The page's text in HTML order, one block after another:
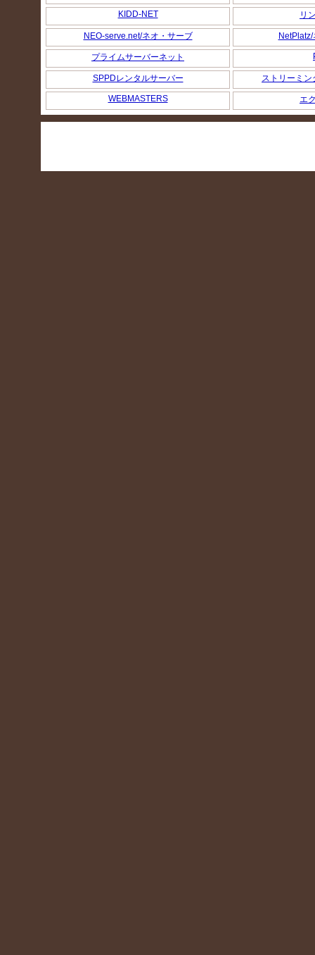
KIDD-NET リ
NEO-serve.net/ネオ・サーブ
プライムサーバーネット
SPPDレンタルサーバー ストリーミ
WEBMASTERS エ